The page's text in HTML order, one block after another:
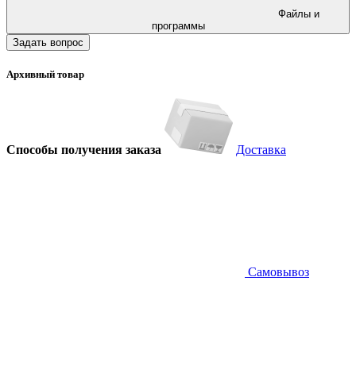
программы
Задать вопрос
Архивный товар
Способы получения заказа Доставка
Самовывоз